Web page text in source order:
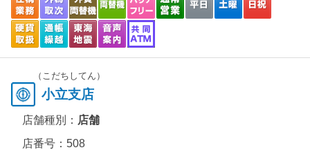
（こだちしてん）
小立支店
店舗種別： 店舗
店番号：508